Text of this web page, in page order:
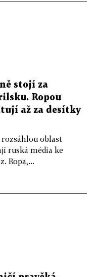
stojí za
Ropou
až za desítky
oblast
ruská média ke
Ropa,...